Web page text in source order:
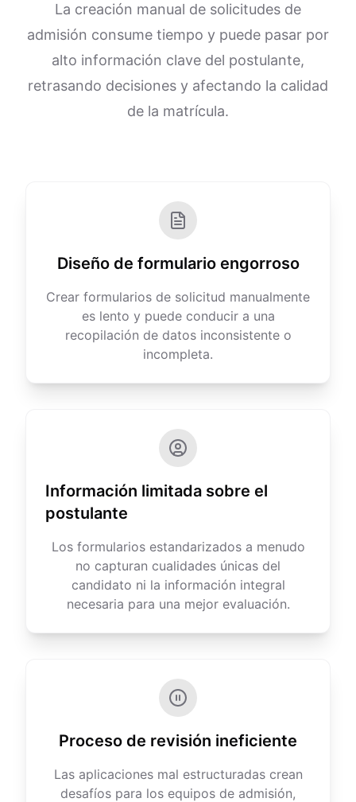
La creación manual de solicitudes de
admisión consume tiempo y puede pasar por
alto información clave del postulante,
retrasando decisiones y afectando la calidad
de la matrícula.
Diseño de formulario engorroso
Crear formularios de solicitud manualmente
es lento y puede conducir a una
recopilación de datos inconsistente o
incompleta.
Información limitada sobre el
postulante
Los formularios estandarizados a menudo
no capturan cualidades únicas del
candidato ni la información integral
necesaria para una mejor evaluación.
Proceso de revisión ineficiente
Las aplicaciones mal estructuradas crean
desafíos para los equipos de admisión,